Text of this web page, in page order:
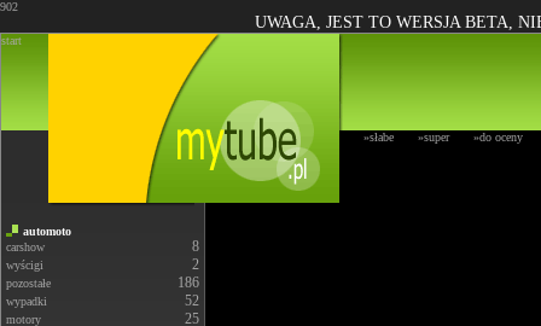
902
UWAGA, JEST TO WERSJA BETA,
start
»słabe »super »do oceny
automoto
carshow
8
wyścigi 2
pozostałe 186
wypadki 52
motory 25